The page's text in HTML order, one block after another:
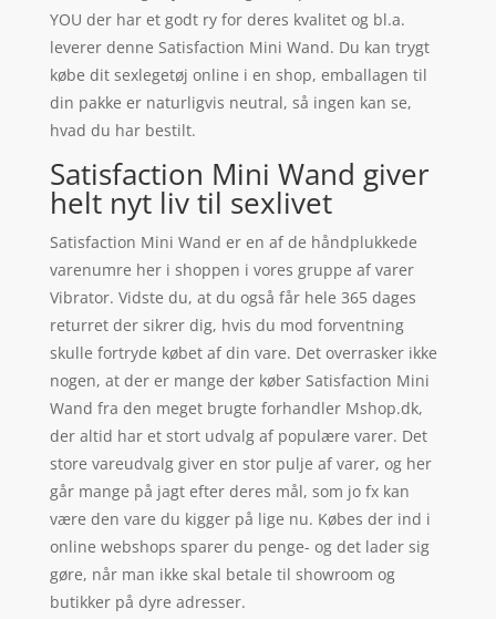
YOU der har et godt ry for deres kvalitet og bl.a.
leverer denne Satisfaction Mini Wand. Du kan trygt
købe dit sexlegetøj online i en shop, emballagen til
din pakke er naturligvis neutral, så ingen kan se,
hvad du har bestilt.
Satisfaction Mini Wand giver
helt nyt liv til sexlivet
Satisfaction Mini Wand er en af de håndplukkede
varenumre her i shoppen i vores gruppe af varer
Vibrator. Vidste du, at du også får hele 365 dages
returret der sikrer dig, hvis du mod forventning
skulle fortryde købet af din vare. Det overrasker ikke
nogen, at der er mange der køber Satisfaction Mini
Wand fra den meget brugte forhandler Mshop.dk,
der altid har et stort udvalg af populære varer. Det
store vareudvalg giver en stor pulje af varer, og her
går mange på jagt efter deres mål, som jo fx kan
være den vare du kigger på lige nu. Købes der ind i
online webshops sparer du penge- og det lader sig
gøre, når man ikke skal betale til showroom og
butikker på dyre adresser.